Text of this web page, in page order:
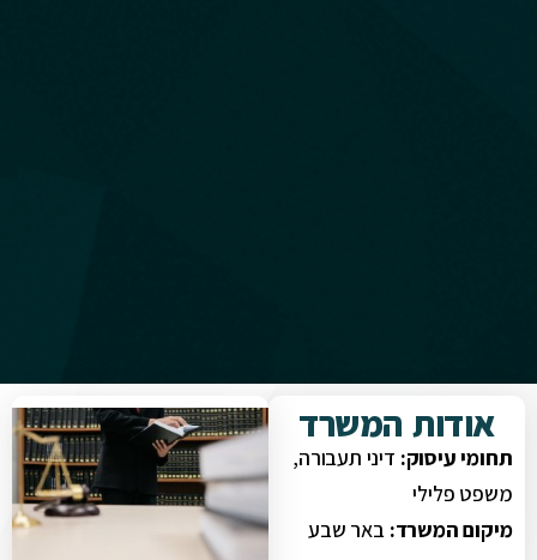
אודות המשרד
תחומי עיסוק: דיני תעבורה,
משפט פלילי
מיקום המשרד:באר שבע